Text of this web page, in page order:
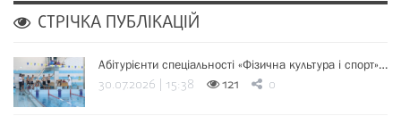
СТРІЧКА ПУБЛІКАЦІЙ
Абітурієнти спеціальності «Фізична культура і спорт»…
30.07.2026 | 15:38 121 0